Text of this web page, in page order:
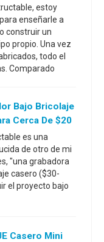
estoy
enseñarle a
construir un
propio. Una vez
todo el
Comparado
Bajo Bricolaje
Cerca De $20
es una
de otro de mi
"una grabadora
casero ($30-
el proyecto bajo
Casero Mini